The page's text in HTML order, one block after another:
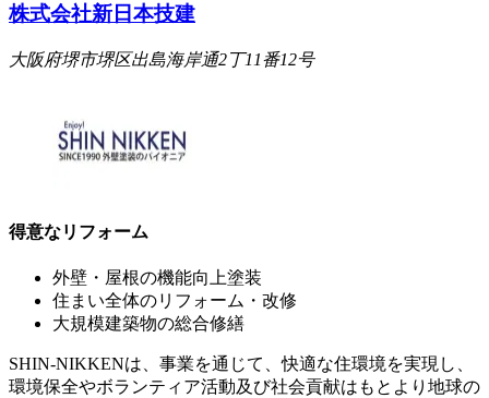
株式会社新日本技建
大阪府堺市堺区出島海岸通2丁11番12号
得意なリフォーム
外壁・屋根の機能向上塗装
住まい全体のリフォーム・改修
大規模建築物の総合修繕
SHIN-NIKKENは、事業を通じて、快適な住環境を実現し、
環境保全やボランティア活動及び社会貢献はもとより地球の